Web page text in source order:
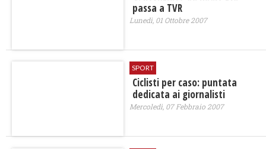
passa a TVR
Lunedì, 01 Ottobre 2007
SPORT
Ciclisti per caso: puntata
dedicata ai giornalisti
Mercoledì, 07 Febbraio 2007